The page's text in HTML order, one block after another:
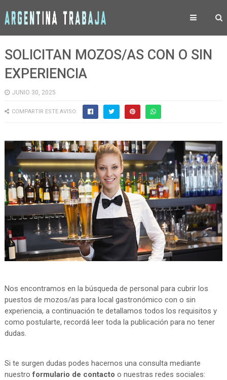
SOLICITAN MOZOS/AS CON O SIN
EXPERIENCIA
JUNIO 30, 2025
COMPARTIR ESTE AVISO:
Nos encontramos en la búsqueda de personal para cubrir los
puestos de mozos/as para local gastronómico con o sin
experiencia, a continuación te detallamos todos los requisitos y
como postularte, recordá leer toda la publicación para no tener
dudas.
Si te surgen dudas podes hacernos una consulta mediante
nuestroformulario de contacto o nuestras redes sociales: